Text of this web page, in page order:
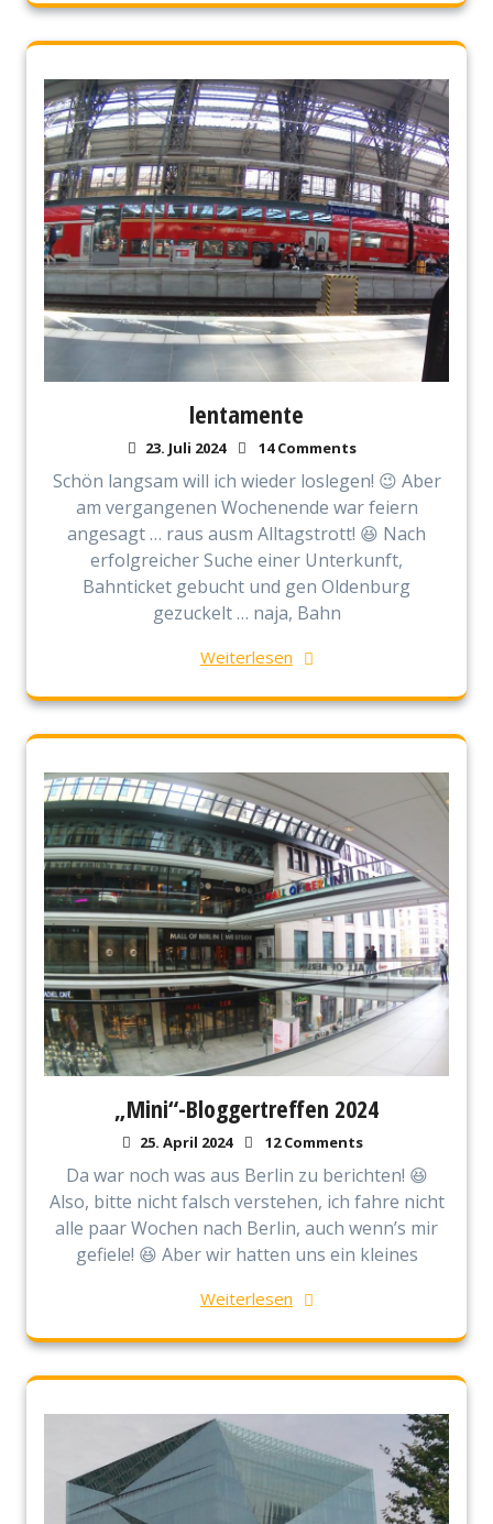
lentamente
23. Juli 2024 14 Comments
Schön langsam will ich wieder loslegen! 😉 Aber
am vergangenen Wochenende war feiern
angesagt … raus ausm Alltagstrott! 😆 Nach
erfolgreicher Suche einer Unterkunft,
Bahnticket gebucht und gen Oldenburg
gezuckelt … naja, Bahn
Weiterlesen
„Mini“-Bloggertreffen 2024
25. April 2024 12 Comments
Da war noch was aus Berlin zu berichten! 😆
Also, bitte nicht falsch verstehen, ich fahre nicht
alle paar Wochen nach Berlin, auch wenn’s mir
gefiele! 😆 Aber wir hatten uns ein kleines
Weiterlesen